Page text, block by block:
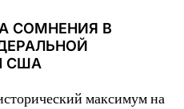
СОМНЕНИЯ В
США
максимум на